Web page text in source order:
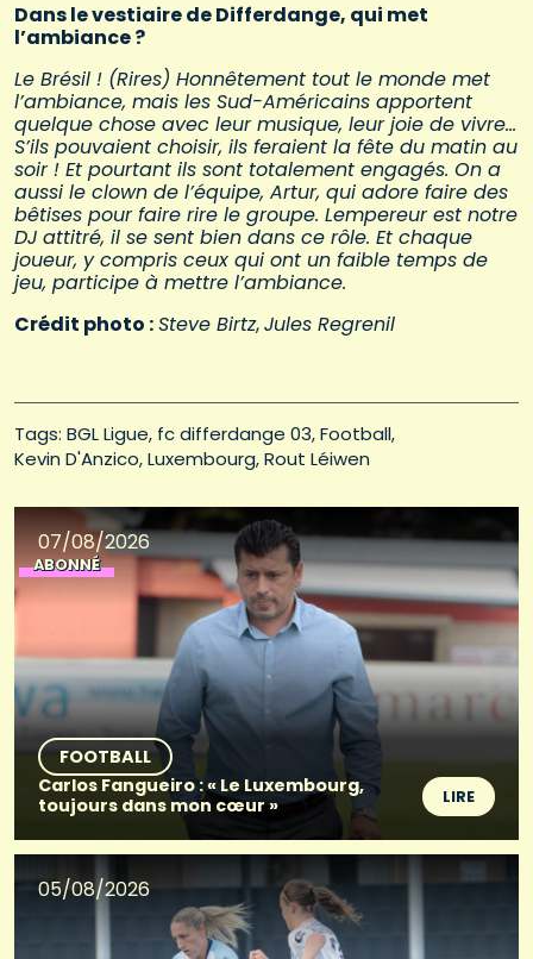
Dans le vestiaire de Differdange, qui met
l’ambiance ?
Le Brésil ! (Rires) Honnêtement tout le monde met
l’ambiance, mais les Sud-Américains apportent
quelque chose avec leur musique, leur joie de vivre…
S’ils pouvaient choisir, ils feraient la fête du matin au
soir ! Et pourtant ils sont totalement engagés. On a
aussi le clown de l’équipe, Artur, qui adore faire des
bêtises pour faire rire le groupe. Lempereur est notre
DJ attitré, il se sent bien dans ce rôle. Et chaque
joueur, y compris ceux qui ont un faible temps de
jeu, participe à mettre l’ambiance.
Crédit photo :Steve Birtz,Jules Regrenil
Tags: BGL Ligue fc differdange 03 Football
Kevin D'Anzico Luxembourg Rout Léiwen
07/08/2026
ABONNÉ
FOOTBALL
Carlos Fangueiro : « Le Luxembourg,
toujours dans mon cœur »
LIRE
05/08/2026